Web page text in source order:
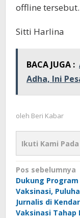
offline tersebut.
Sitti Harlina
BACA JUGA :
Adha, Ini
oleh Beri Kabar
Ikuti Kami Pada
Navigasi
pos
Pos sebelumnya
Dukung Program
Vaksinasi,
Jurnalis di
Vaksinasi Tahap